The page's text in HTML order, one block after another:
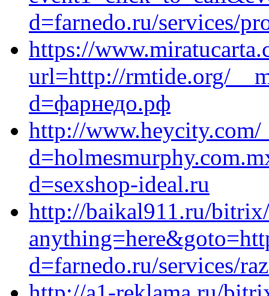
d=farnedo.ru/services/
https://
url=http://rmtide.org/
d=фарнедо.рф
http://www.heycity.com/
d=sexshop-ideal.ru
http://baikal911.ru/
d=farnedo.ru/services/